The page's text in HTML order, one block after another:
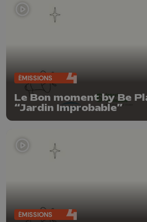
ÉMISSIONS
Le Bon moment by Be
“Jardin Improbable”
ÉMISSIONS